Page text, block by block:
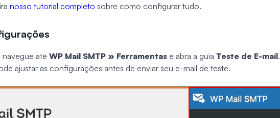
nosso tutorial completo sobre como configurar tudo.
navegue até WP Mail SMTP » Ferramentas e abra a guia Teste de E-mail.
ajustar as configurações antes de enviar seu e-mail de teste.